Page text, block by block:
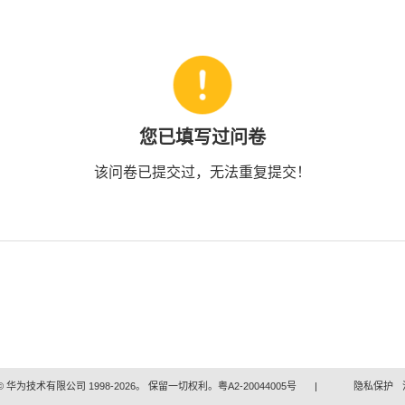
您已填写过问卷
该问卷已提交过，无法重复提交！
华为技术有限公司 1998-2026。 保留一切权利。粤A2-20044005号 | 隐私保护